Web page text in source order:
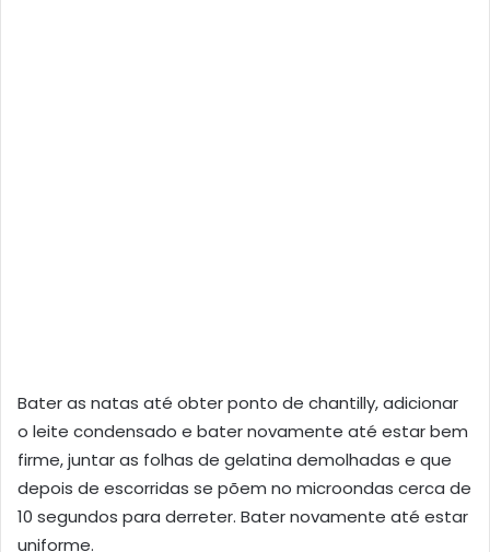
Bater as natas até obter ponto de chantilly, adicionar
o leite condensado e bater novamente até estar bem
firme, juntar as folhas de gelatina demolhadas e que
depois de escorridas se põem no microondas cerca de
10 segundos para derreter. Bater novamente até estar
uniforme.